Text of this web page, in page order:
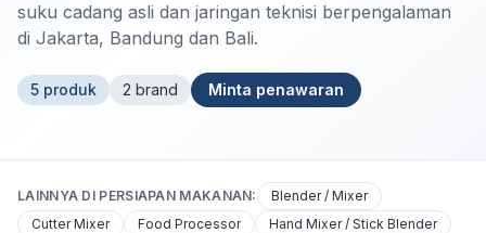
suku cadang asli dan jaringan teknisi berpengalaman
di Jakarta, Bandung dan Bali.
5 produk 2 brand Minta penawaran
LAINNYA DI PERSIAPAN MAKANAN:
Blender / Mixer
Cutter Mixer
Food Processor
Hand Mixer / Stick Blender